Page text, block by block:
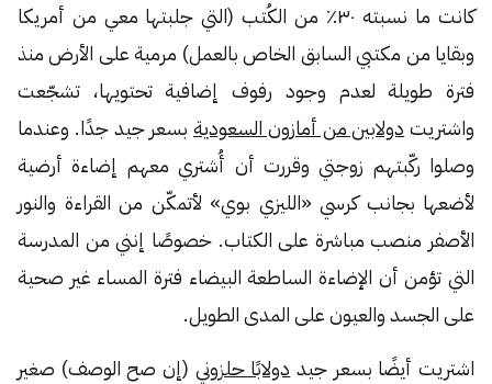
كانت ما نسبته ٣٠٪ من الكُتب (التي جلبتها معي من أمريكا
وبقايا من مكتبي السابق الخاص بالعمل) مرمية على الأرض منذ
فترة طويلة لعدم وجود رفوف إضافية تحتويها، تشجّعت
واشتريت دولابين من أمازون السعودية بسعر جيد جدًا. وعندما
وصلوا ركّبتهم زوجتي وقررت أن أُشتري معهم إضاءة أرضية
لأضعها بجانب كرسي «الليزي بوي» لأتمكّن من القراءة والنور
الأصفر منصب مباشرة على الكتاب. خصوصًا إنني من المدرسة
التي تؤمن أن الإضاءة الساطعة البيضاء فترة المساء غير صحية
على الجسد والعيون على المدى الطويل.
اشتريت أيضًا بسعر جيد دولابًا حلزوني (إن صح الوصف) صغير